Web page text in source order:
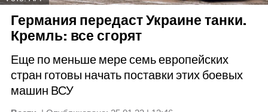
Германия передаст Украине танки.
Кремль: все сгорят
Еще по меньше мере семь европейских
стран готовы начать поставки этих боевых
машин ВСУ